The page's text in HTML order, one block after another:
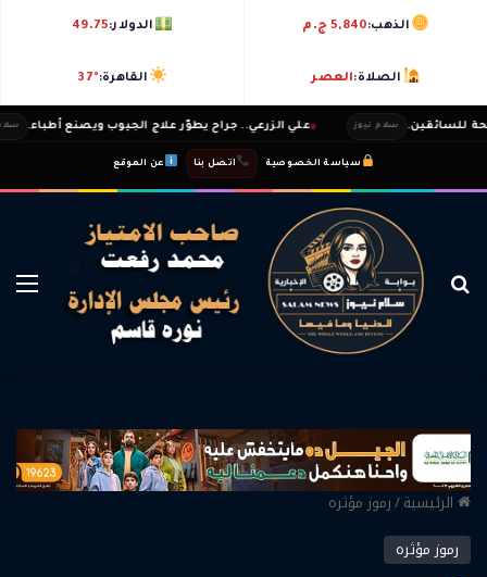
الذهب:5,840 ج.م الدولار:49.75
الصلاة:العصر القاهرة:37°
سلام نيوز علي الزرعي.. جراح يطوّر علاج الجيوب ويصنع أطباء. سلام نيوز
سياسة الخصوصية اتصل بنا عن الموقع
بحث عن
الرئيسية/رموز مؤثره
رموز مؤثره